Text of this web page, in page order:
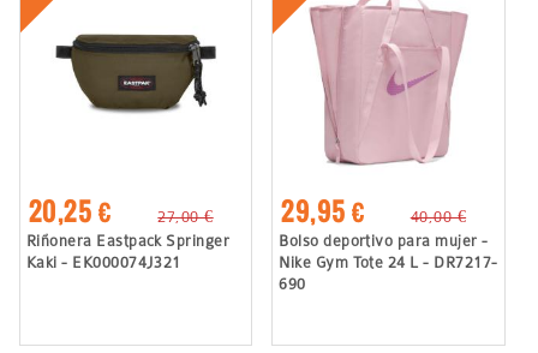
20,25 €
27,00 €
Riñonera Eastpack Springer
Kaki - EK000074J321
29,95 €
40,00 €
Bolso deportivo para mujer -
Nike Gym Tote 24 L - DR7217-
690